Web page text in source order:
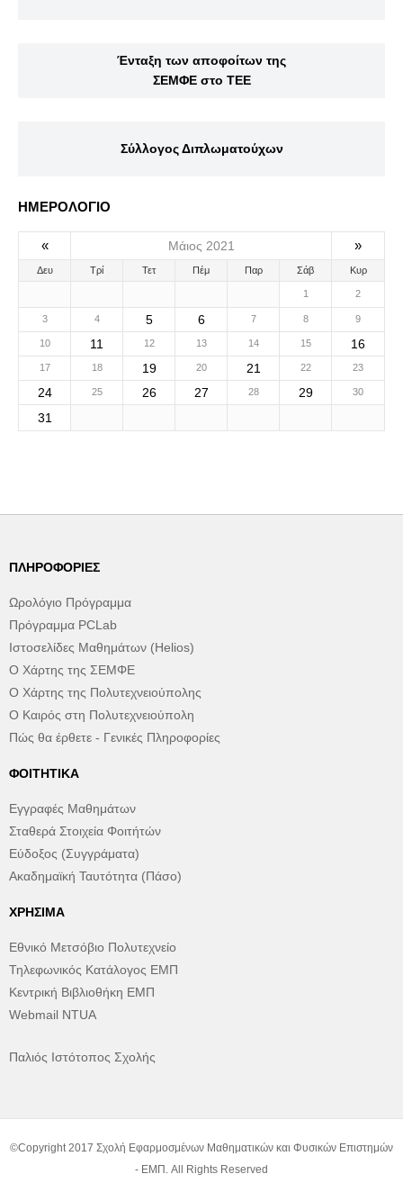
Ένταξη των αποφοίτων της
ΣΕΜΦΕ στο ΤΕΕ
Σύλλογος Διπλωματούχων
ΗΜΕΡΟΛΟΓΙΟ
« Μάιος 2021 »
Δευ Τρί Τετ Πέμ Παρ Σάβ Κυρ
1 2
3 4 5 6 7 8 9
10 11 12 13 14 15 16
17 18 19 20 21 22 23
24 25 26 27 28 29 30
31
ΠΛΗΡΟΦΟΡΊΕΣ
Ωρολόγιο Πρόγραμμα
Πρόγραμμα PCLab
Ιστοσελίδες Μαθημάτων (Helios)
Ο Χάρτης της ΣΕΜΦΕ
Ο Χάρτης της Πολυτεχνειούπολης
Ο Καιρός στη Πολυτεχνειούπολη
Πώς θα έρθετε - Γενικές Πληροφορίες
ΦΟΙΤΗΤΙΚΆ
Εγγραφές Μαθημάτων
Σταθερά Στοιχεία Φοιτήτών
Εύδοξος (Συγγράματα)
Ακαδημαϊκή Ταυτότητα (Πάσο)
ΧΡΉΣΙΜΑ
Εθνικό Μετσόβιο Πολυτεχνείο
Τηλεφωνικός Κατάλογος ΕΜΠ
Κεντρική Βιβλιοθήκη ΕΜΠ
Webmail NTUA
Παλιός Ιστότοπος Σχολής
©Copyright 2017 Σχολή Εφαρμοσμένων Μαθηματικών και Φυσικών Επιστημών
- ΕΜΠ. All Rights Reserved